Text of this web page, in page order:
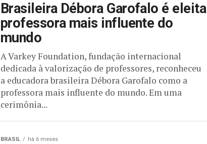
Brasileira Débora Garofalo é eleita
professora mais influente do
mundo
A Varkey Foundation, fundação internacional
dedicada à valorização de professores, reconheceu
a educadora brasileira Débora Garofalo como a
professora mais influente do mundo. Em uma
cerimônia...
BRASIL há 6 meses